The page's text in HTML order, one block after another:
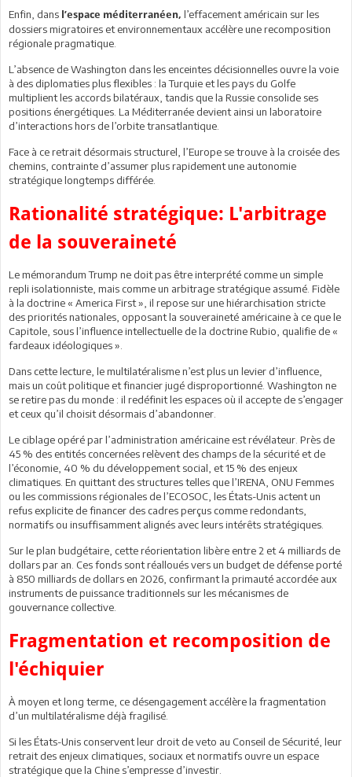
Enfin, dans l’espace méditerranéen, l’effacement américain sur les
dossiers migratoires et environnementaux accélère une recomposition
régionale pragmatique.
L’absence de Washington dans les enceintes décisionnelles ouvre la voie
à des diplomaties plus flexibles : la Turquie et les pays du Golfe
multiplient les accords bilatéraux, tandis que la Russie consolide ses
positions énergétiques. La Méditerranée devient ainsi un laboratoire
d’interactions hors de l’orbite transatlantique.
Face à ce retrait désormais structurel, l’Europe se trouve à la croisée des
chemins, contrainte d’assumer plus rapidement une autonomie
stratégique longtemps différée.
Rationalité stratégique: L'arbitrage
de la souveraineté
Le mémorandum Trump ne doit pas être interprété comme un simple
repli isolationniste, mais comme un arbitrage stratégique assumé. Fidèle
à la doctrine « America First », il repose sur une hiérarchisation stricte
des priorités nationales, opposant la souveraineté américaine à ce que le
Capitole, sous l’influence intellectuelle de la doctrine Rubio, qualifie de «
fardeaux idéologiques ».
Dans cette lecture, le multilatéralisme n’est plus un levier d’influence,
mais un coût politique et financier jugé disproportionné. Washington ne
se retire pas du monde : il redéfinit les espaces où il accepte de s’engager
et ceux qu’il choisit désormais d’abandonner.
Le ciblage opéré par l’administration américaine est révélateur. Près de
45 % des entités concernées relèvent des champs de la sécurité et de
l’économie, 40 % du développement social, et 15 % des enjeux
climatiques. En quittant des structures telles que l’IRENA, ONU Femmes
ou les commissions régionales de l’ECOSOC, les États-Unis actent un
refus explicite de financer des cadres perçus comme redondants,
normatifs ou insuffisamment alignés avec leurs intérêts stratégiques.
Sur le plan budgétaire, cette réorientation libère entre 2 et 4 milliards de
dollars par an. Ces fonds sont réalloués vers un budget de défense porté
à 850 milliards de dollars en 2026, confirmant la primauté accordée aux
instruments de puissance traditionnels sur les mécanismes de
gouvernance collective.
Fragmentation et recomposition de
l'échiquier
À moyen et long terme, ce désengagement accélère la fragmentation
d’un multilatéralisme déjà fragilisé.
Si les États-Unis conservent leur droit de veto au Conseil de Sécurité, leur
retrait des enjeux climatiques, sociaux et normatifs ouvre un espace
stratégique que la Chine s’empresse d’investir.